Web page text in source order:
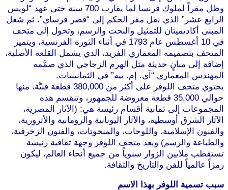
وظل مقراً لملوك فرنسا لما يقارب 700 سنة حتى عهد “لويس
الرابع عشر” الذي نقل مقر الحكم إلى “قصر فرساي”، ثم شغل
المبنى أكاديميتان للتمثيل والنحت والرسم، وتحول إلى متحف
في 10 أغسطس عام 1793 في أثناء الثورة الفرنسية، ويتميز
المتحف بتصميمه المعماري الفريد، الذي يشمل القلعة الأصلية،
إضافة إلى مبانٍ حديثة مثل الهرم الزجاجي الذي صمَّمه
المهندس المعماري “آي. إم. بيه” في الثمانينيات.
يحتوي متحف اللوفر على أكثر من 380,000 قطعة فنيَّة، منها
حوالي 35,000 قطعة معروضة للجمهور، وتنقسم هذه
المجموعات إلى ثمانية أقسام رئيسة هي: (الآثار المصرية،
الآثار الشرق أوسطية، والآثار اليونانية والرومانية والأترورية،
والفنون الإسلامية، واللوحات، والمنحوتات، والفنون الزخرفية،
والطباعة والرسم) ويعد متحف اللوفر وجهة ثقافية رئيسة
تستقطب ملايين الزوار سنوياً من جميع أنحاء العالم، ليكون
رمزاً عالمياً للفن والتاريخ والثقافة.
سبب تسمية اللوفر بهذا الاسم